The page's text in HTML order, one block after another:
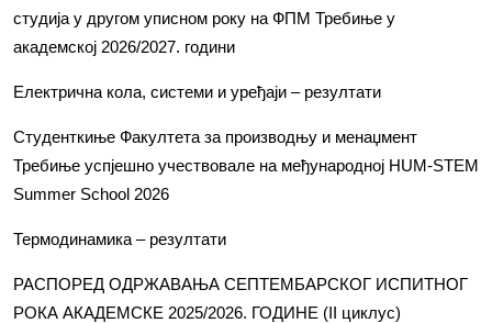
студија у другом уписном року на ФПМ Требиње у
академској 2026/2027. години
Електрична кола, системи и уређаји – резултати
Студенткиње Факултета за производњу и менаџмент
Требиње успјешно учествовале на међународној HUM-STEM
Summer School 2026
Термодинамика – резултати
РАСПОРЕД ОДРЖАВАЊА СЕПТЕМБАРСКОГ ИСПИТНОГ
РОКА АКАДЕМСКЕ 2025/2026. ГОДИНЕ (II циклус)